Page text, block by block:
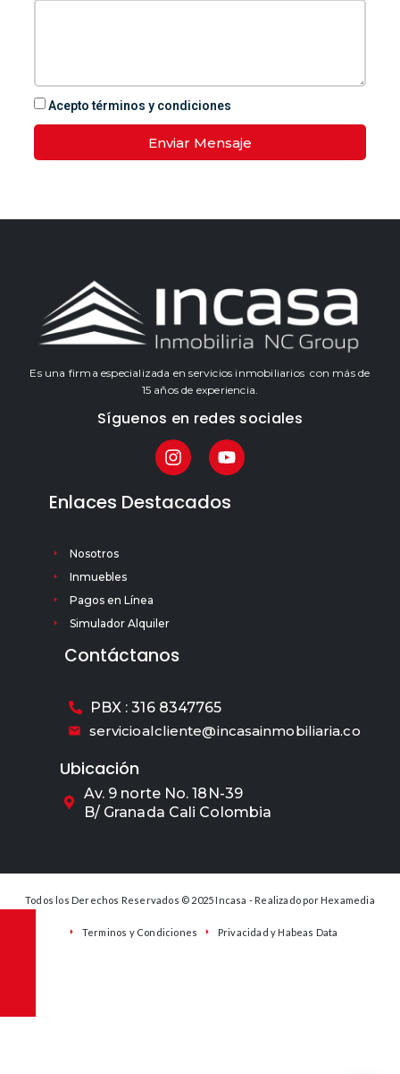
Acepto términos y condiciones
Enviar Mensaje
Es una firma especializada en servicios inmobiliarios con más de
15 años de experiencia.
Síguenos en redes sociales
Enlaces Destacados
Nosotros
Inmuebles
Pagos en Línea
Simulador Alquiler
Contáctanos
PBX : 316 8347765
servicioalcliente@incasainmobiliaria.co
Ubicación
Av. 9 norte No. 18N-39
B/ Granada Cali Colombia
Todos los Derechos Reservados © 2025 Incasa - Realizado por Hexamedia
Terminos y Condiciones Privacidad y Habeas Data